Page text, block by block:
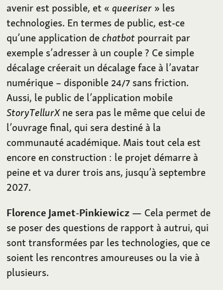
avenir est possible, et «queeriser » les
technologies. En termes de public, est-ce
qu’une application dechatbot pourrait par
exemple s’adresser à un couple ? Ce simple
décalage créerait un décalage face à l’avatar
numérique – disponible 24/7 sans friction.
Aussi, le public de l’application mobile
StoryTellurXne sera pas le même que celui de
l’ouvrage final, qui sera destiné à la
communauté académique. Mais tout cela est
encore en construction : le projet démarre à
peine et va durer trois ans, jusqu’à septembre
2027.
Florence Jamet-Pinkiewicz — Cela permet de
se poser des questions de rapport à autrui, qui
sont transformées par les technologies, que ce
soient les rencontres amoureuses ou la vie à
plusieurs.